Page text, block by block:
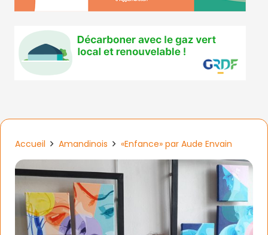
Accueil Amandinois «Enfance» par Aude Envain